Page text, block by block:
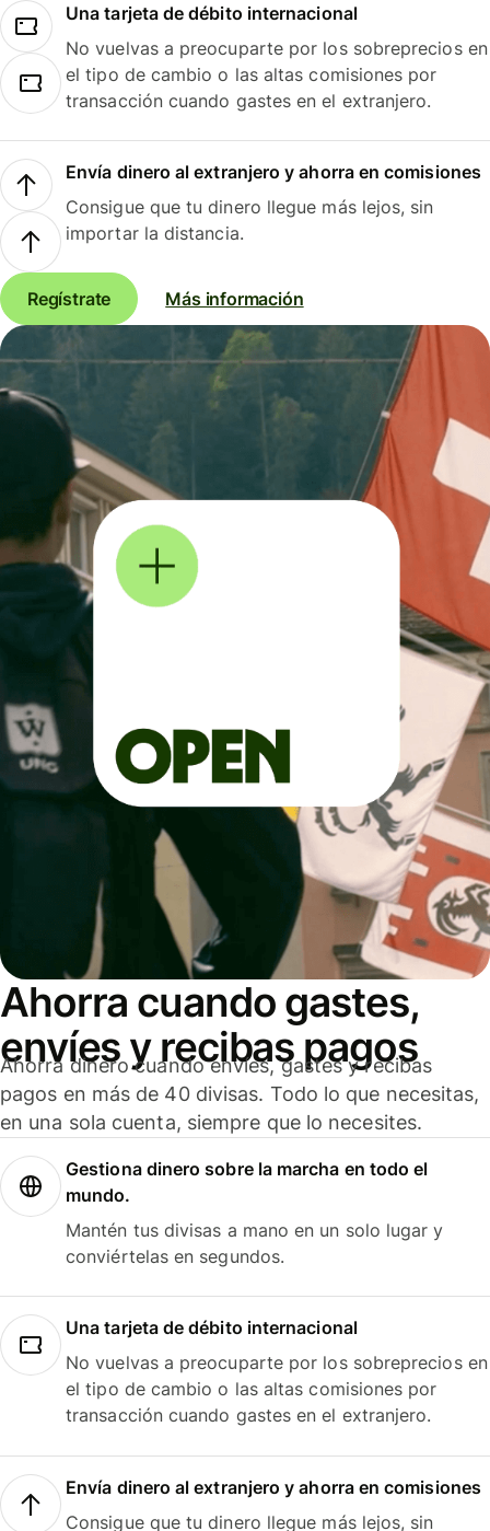
Una tarjeta de débito internacional
No vuelvas a preocuparte por los sobreprecios en
el tipo de cambio o las altas comisiones por
transacción cuando gastes en el extranjero.
Envía dinero al extranjero y ahorra en comisiones
Consigue que tu dinero llegue más lejos, sin
importar la distancia.
Regístrate Más información
Ahorra cuando gastes,
envíes y recibas pagos
Ahorra dinero cuando envíes, gastes y recibas
pagos en más de 40 divisas. Todo lo que necesitas,
en una sola cuenta, siempre que lo necesites.
Gestiona dinero sobre la marcha en todo el
mundo.
Mantén tus divisas a mano en un solo lugar y
conviértelas en segundos.
Una tarjeta de débito internacional
No vuelvas a preocuparte por los sobreprecios en
el tipo de cambio o las altas comisiones por
transacción cuando gastes en el extranjero.
Envía dinero al extranjero y ahorra en comisiones
Consigue que tu dinero llegue más lejos, sin